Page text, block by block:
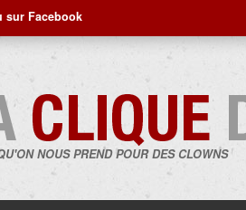
sur Facebook
NOUS PREND POUR DES CLOWNS